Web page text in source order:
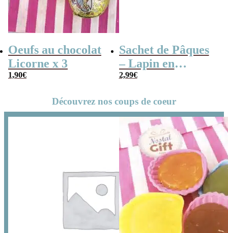
Oeufs au chocolat
Licorne x 3
1,90€
Sachet de Pâques
– Lapin en
guimauve x15
2,99€
Découvrez nos coups de coeur